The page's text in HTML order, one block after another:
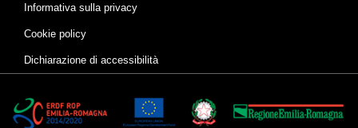
Informativa sulla privacy
Cookie policy
Dichiarazione di accessibilità